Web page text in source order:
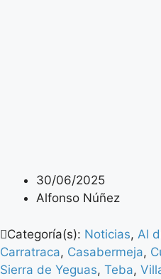
30/06/2025
Alfonso Núñez
Categoría(s): Noticias, Al
Carratraca, Casabermeja,
Sierra de Yeguas, Teba,